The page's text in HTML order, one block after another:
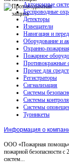
Автономные
Беспроводные
Детекторы
Извещатели
Навигация и
Оборудование и
Охранно-
Пожарное
Противокражные
Прочее для
Регистраторы
Сигнализация
Системы
Системы
Системы
Турникеты
Информация о
ООО «Пожарная помощь»
пожарной безопасности
систем...